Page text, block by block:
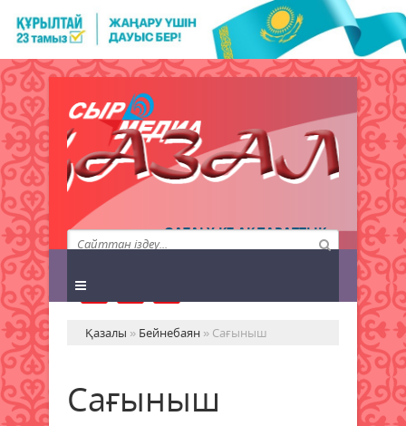
QAZALY.KZ АҚПАРАТТЫҚ
АГЕНТТІГІ
Қазалы » Бейнебаян » Сағыныш
Сағыныш